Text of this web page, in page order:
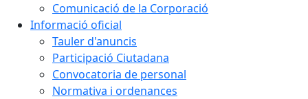
Comunicació de la Corporació
Informació oficial
Tauler d'anuncis
Participació Ciutadana
Convocatoria de personal
Normativa i ordenances